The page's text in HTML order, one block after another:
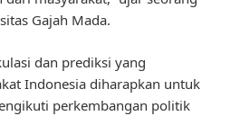
Gajah Mada.
dan prediksi yang
Indonesia diharapkan untuk
perkembangan politik